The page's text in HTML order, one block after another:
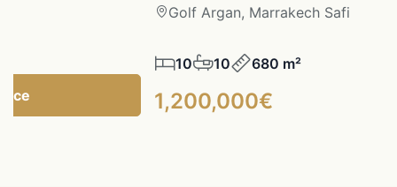
Golf Argan, Marrakech Safi
10 10 680 m²
1,200,000€